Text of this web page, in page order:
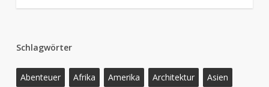
Schlagwörter
Abenteuer Afrika Amerika Architektur
Asien